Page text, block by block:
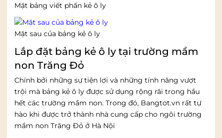
Mặt bảng viết phấn kẻ ô ly
Mặt sau của bảng kẻ ô ly
Lắp đặt bảng kẻ ô ly tại trường mầm
non Trăng Đỏ
Chính bởi những sự tiện lợi và những tính năng vượt
trội mà bảng kẻ ô ly được sử dụng rộng rãi trong hầu
hết các trường mầm non. Trong đó, Bangtot.vn rất tự
hào khi được trở thành nhà cung cấp cho ngôi trường
mầm non Trăng Đỏ ở Hà Nội